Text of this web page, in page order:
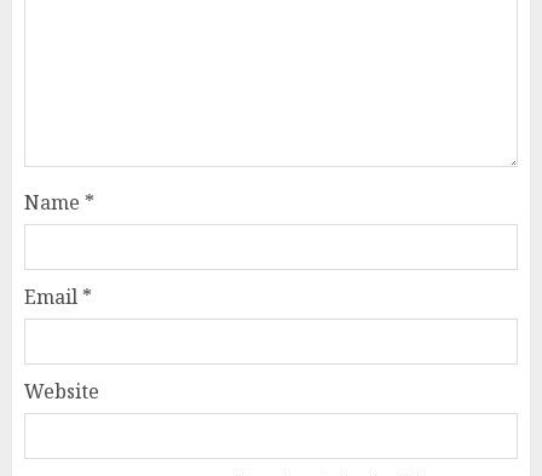
Name *
Email *
Website